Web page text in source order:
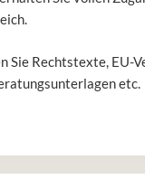
Sie Rechtstexte, EU-
etc.